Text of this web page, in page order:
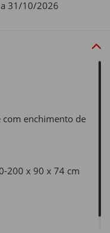
31/10/2026
enchimento de
200 x 90 x 74 cm